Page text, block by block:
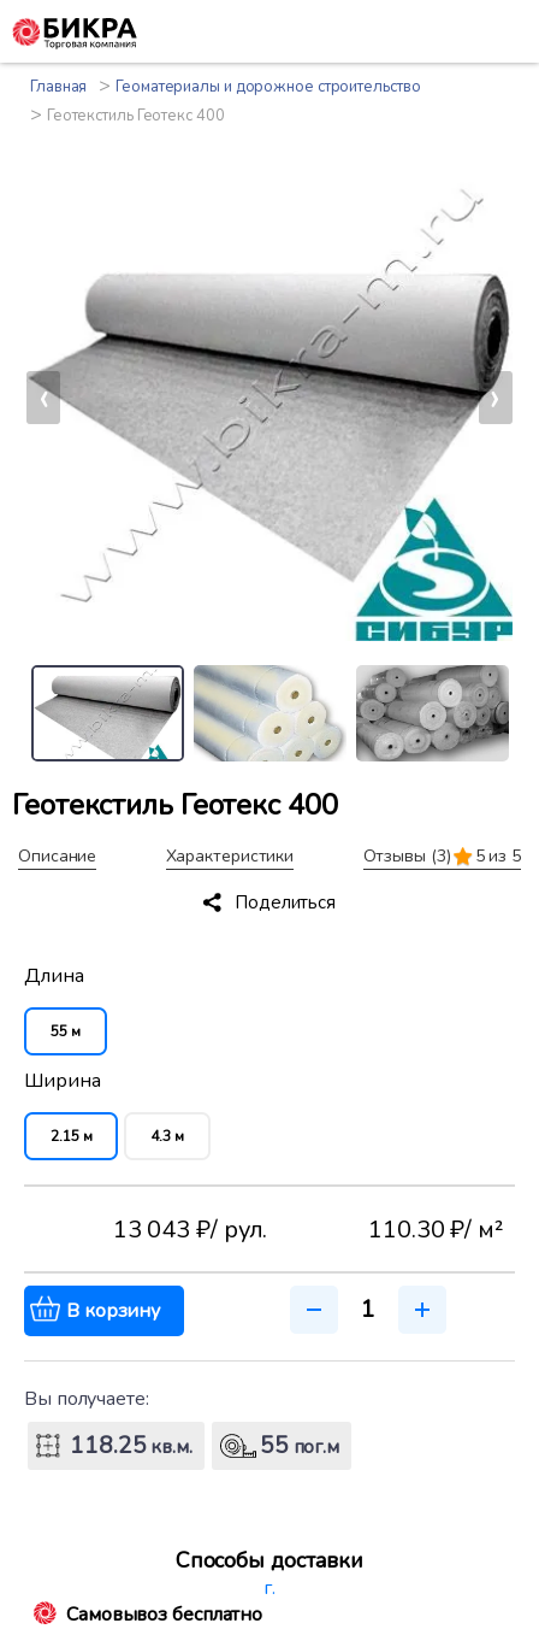
Главная >Геоматериалы и дорожное строительство
> Геотекстиль Геотекс 400
‹ ›
Геотекстиль Геотекс 400
Описание Характеристики Отзывы (3) 5 из 5
Поделиться
Длина
55 м
Ширина
2.15 м 4.3 м
13 043 ₽/ рул. 110.30 ₽/ м²
В корзину
Вы получаете:
118.25кв.м. 55пог.м
Способы доставки
г.
Самовывоз бесплатно